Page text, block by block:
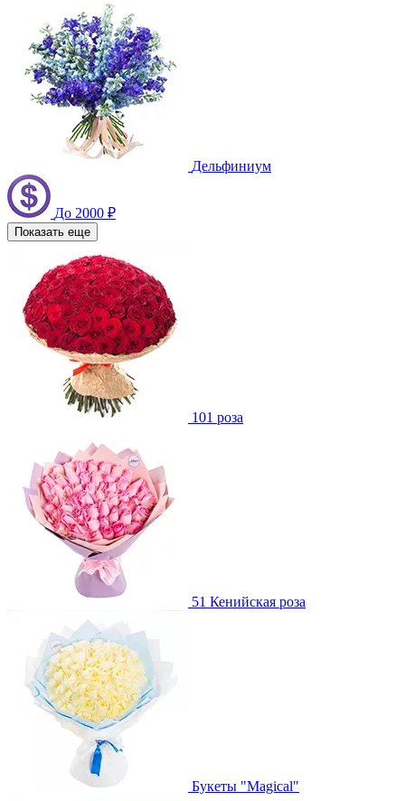
Дельфиниум
До 2000 ₽
Показать еще
101 роза
51 Кенийская роза
Букеты "Magical"